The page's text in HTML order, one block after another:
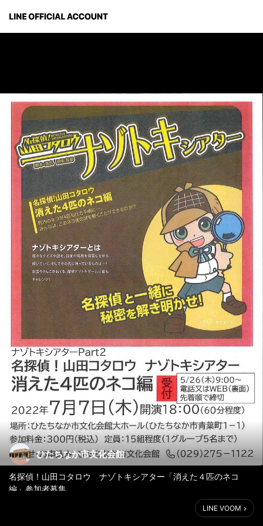
ひたちなか市文化会館
名探偵！山田コタロウ ナゾトキシアター「消えた４匹のネコ
編」参加者募集
文化会館の中に迷い込んだ，迷子の4匹のネコ（仮想）を探しまし
LINE VOOM